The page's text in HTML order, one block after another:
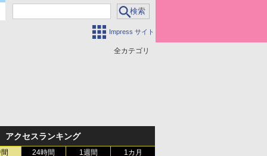
Impress サイト
全カテゴリ
アクセスランキング
24時間 1週間 1カ月